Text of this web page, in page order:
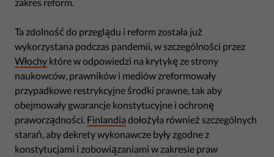
Ta zdolność do przeglądu i reform została już
wykorzystana podczas pandemii, w szczególności przez
Włochy które w odpowiedzi na krytykę ze strony
naukowców, prawników i mediów zreformowały
przypadkowe restrykcyjne środki prawne, tak aby
obejmowały gwarancje konstytucyjne i ochronę
praworządności. Finlandia dołożyła również szczególnych
starań, aby dekrety wykonawcze były zgodne z
konstytucjami i zobowiązaniami w zakresie praw